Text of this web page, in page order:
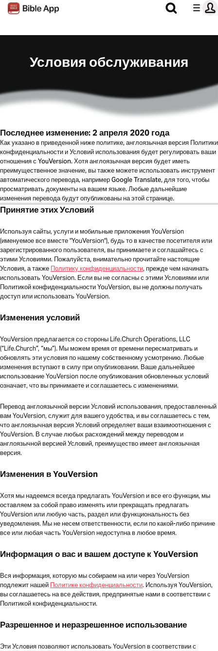
Условия обслуживания
Последнее изменение: 2 апреля 2020 года
Как указано в приведенной ниже политике, англоязычная версия Политики
конфиденциальности и Условий использования будет регулировать ваши
отношения с YouVersion. Хотя англоязычная версия будет иметь
преимущественное значение, вы также можете использовать инструмент
автоматического перевода, например Google Translate, для того, чтобы
просматривать документы на вашем языке. Любые дальнейшие
изменения перевода будут опубликованы на этой странице.
Принятие этих Условий
Используя сайты, услуги и мобильные приложения YouVersion
(именуемое все вместе "YouVersion"), будь то в качестве посетителя или
зарегистрированного пользователя, вы принимаете и соглашайтесь с
этими Условиями. Пожалуйста, внимательно прочитайте настоящие
Условия, а также Политику конфиденциальности, прежде чем начинать
использовать YouVersion. Если вы не согласны с этими Условиями или
Политикой конфиденциальности YouVersion, вы не должны получать
доступ или использовать YouVersion.
Изменения условий
YouVersion предлагается со стороны Life.Church Operations, LLC
(“Life.Church”, “мы”). Мы можем время от времени пересматривать и
обновлять эти условия по нашему собственному усмотрению. Любые
изменения вступают в силу при опубликовании. Ваше дальнейшее
использование YouVersion после опубликования обновленных условий
означает, что вы принимаете и соглашаетесь с изменениями.
Перевод англоязычной версии Условий использования, предоставленный
вам YouVersion, служит для вашего удобства, и вы соглашаетесь с тем,
что англоязычная версия Условий определяет ваши взаимоотношения с
YouVersion. В случае любых расхождений между переводом и
англоязычной версией Условий, преимущество имеет англоязычная
версия.
Изменения в YouVersion
Хотя мы надеемся всегда предлагать YouVersion и все его функции, мы
оставляем за собой право изменять или прекращать предлагать
YouVersion или любую часть, раздел или функциональность без
уведомления. Мы не несем ответственности, если по какой-либо причине
все или любая часть YouVersion недоступна в любое время.
Информация о вас и вашем доступе к YouVersion
Вся информация, которую мы собираем на или через YouVersion
подлежит нашей Политике конфиденциальности. Используя YouVersion,
вы соглашаетесь на все действия, предпринятые нами в соответствии с
Политикой конфиденциальности.
Разрешенное и неразрешенное использование
Эти Условия позволяют использовать YouVersion в соответствии с